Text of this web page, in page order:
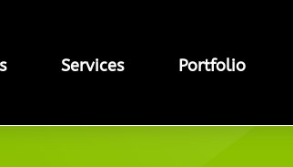
Services Portfolio